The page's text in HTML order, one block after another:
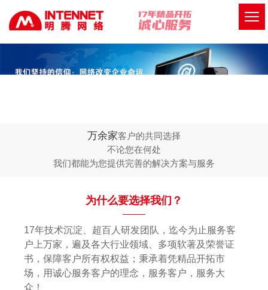
万余家客户的共同选择
不论您在何处
我们都能为您提供完善的解决方案与服务
为什么要选择我们？
17年技术沉淀、超百人研发团队，迄今为止服务客
户上万家，遍及各大行业领域、多项软著及荣誉证
书，保障客户所有权权益；秉承着凭精品开拓市
场，用诚心服务客户的理念，服务客户，服务大